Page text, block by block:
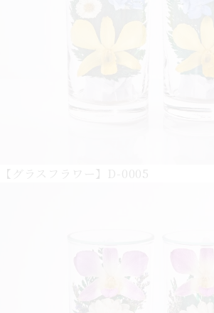
【グラスフラワー】D-0005